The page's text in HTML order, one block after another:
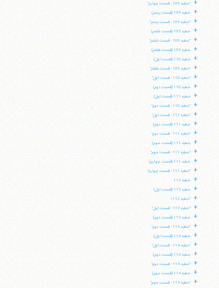
+ "خطبه 109 - قسمت چهارم"
+ خطبه 109 (قسمت پنجم)
+ "خطبه 109 - قسمت پنجم"
+ خطبه 109 (قسمت ششم)
+ "خطبه 109 - قسمت ششم"
+ خطبه 109 (قسمت هفتم)
+ خطبه 110 (قسمت اول)
+ "خطبه 109 - قسمت هفتم"
+ "خطبه 110 - قسمت اول"
+ خطبه 110 (قسمت دوم)
+ خطبه 111 (قسمت اول)
+ "خطبه 110 - قسمت دوم"
+ "خطبه 111 - قسمت اول"
+ خطبه 111 (قسمت دوم)
+ "خطبه 111 - قسمت دوم"
+ خطبه 111 (قسمت سوم)
+ "خطبه 111 - قسمت سوم"
+ خطبه 111 (قسمت چهارم)
+ "خطبه 111 - قسمت چهارم"
+ خطبه 112
+ خطبه 113 (قسمت اول)
+ "خطبه 112»
+ "خطبه 113 - قسمت اول"
+ خطبه 113 (قسمت دوم)
+ "خطبه 113 - قسمت دوم"
+ خطبه 114 (قسمت اول)
+ "خطبه 114 - قسمت اول"
+ خطبه 114 (قسمت دوم)
+ "خطبه 114 - قسمت دوم"
+ خطبه 114 (قسمت سوم)
+ "خطبه 114 - قسمت سوم"